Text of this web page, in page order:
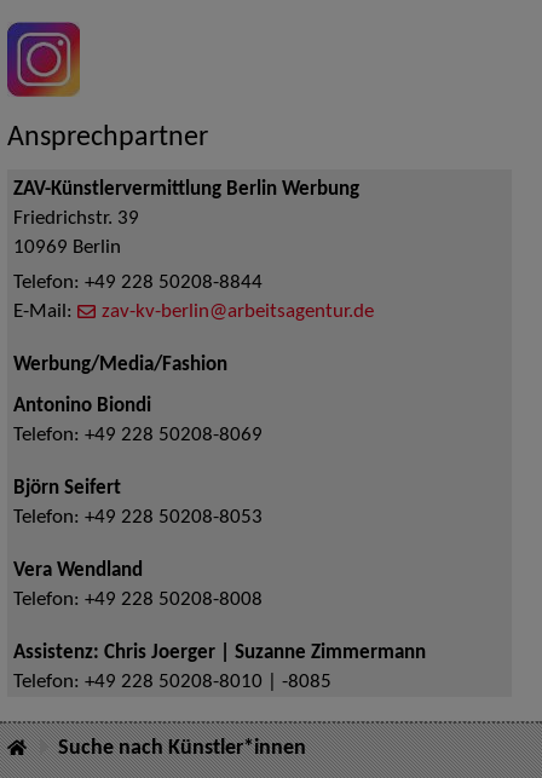
Ansprechpartner
ZAV-Künstlervermittlung Berlin Werbung
Friedrichstr. 39
10969 Berlin
Telefon: +49 228 50208-8844
E-Mail:
zav-kv-berlin@arbeitsagentur.de
Werbung/Media/Fashion
Antonino Biondi
Telefon: +49 228 50208-8069
Björn Seifert
Telefon: +49 228 50208-8053
Vera Wendland
Telefon: +49 228 50208-8008
Assistenz: Chris Joerger | Suzanne Zimmermann
Telefon: +49 228 50208-8010 | -8085
Suche nach Künstler*innen